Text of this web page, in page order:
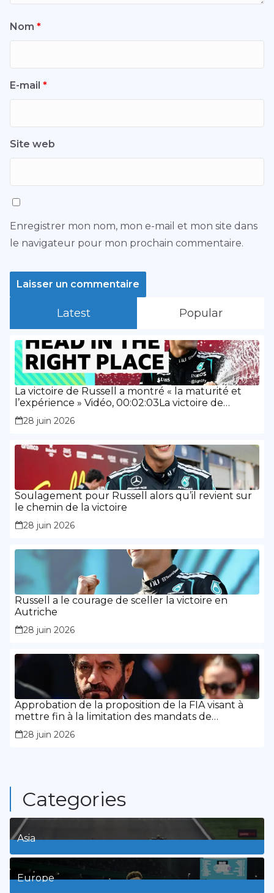
Nom *
E-mail *
Site web
Enregistrer mon nom, mon e-mail et mon site dans
le navigateur pour mon prochain commentaire.
Latest Popular
La victoire de Russell a montré « la maturité et
l’expérience » Vidéo, 00:02:03La victoire de
Russell a montré « la maturité et l’expérience »
28 juin 2026
Soulagement pour Russell alors qu’il revient sur
le chemin de la victoire
28 juin 2026
Russell a le courage de sceller la victoire en
Autriche
28 juin 2026
Approbation de la proposition de la FIA visant à
mettre fin à la limitation des mandats de
présidence
28 juin 2026
Categories
Asia
1Posts
Europe